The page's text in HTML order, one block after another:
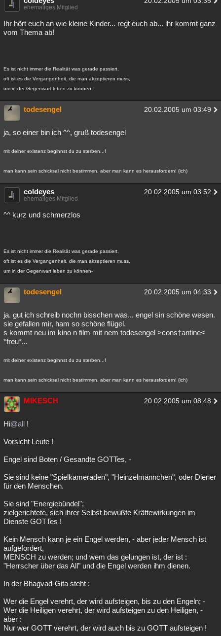
ehemaliges Mitglied
Ihr hört euch an wie kleine Kinder... regt euch ab... ihr kommt ganz
vom Thema ab!
Es ist nicht immer die Realität was gerade passiert,
oft ist es die Vergangenheit, die man akzeptieren muss,
um in der Gegenwart leben zu können-
todesengel 20.02.2005 um 03:49
ja, so einer bin ich ^^, gruß todesengel
mit deiner existenz beginnst du zu sterben...!
man kann sein schicksal nicht bestimmen, aber man kann es herausfordern! (ich)
coldeyes 20.02.2005 um 03:52
ehemaliges Mitglied
^^ kurz und schmerzlos
Es ist nicht immer die Realität was gerade passiert,
oft ist es die Vergangenheit, die man akzeptieren muss,
um in der Gegenwart leben zu können-
todesengel 20.02.2005 um 04:33
ja. gut ich schreib nochn bisschen was... engel sin schöne wesen.
sie gefallen mir, ham so schöne flügel.
s kommt neu im kino n film mit nem todesengel >cons†antine<
*freu*...
mit deiner existenz beginnst du zu sterben...!
man kann sein schicksal nicht bestimmen, aber man kann es herausfordern! (ich)
MIKESCH 20.02.2005 um 08:48
Hi@all !
Vorsicht Leute !
Engel sind Boten / Gesandte GOTTes, -
Sie sind keine "Spielkameraden", "Heinzelmännchen", oder Diener
für den Menschen.
Sie sind "Energiebündel";
zielgerichtete, sich ihrer Selbst bewußte Kräftewirkungen im
Dienste GOTTes !
Kein Mensch kann je ein Engel werden, - aber jeder Mensch ist
aufgefordert,
MENSCH zu werden; und wem das gelungen ist, der ist :
"Herrscher über das All" und die Engel werden ihm dienen.
In der Bhagvad-Gita steht :
Wer die Engel verehrt, der wird aufsteigen, bis zu den Engeln; -
Wer die Heiligen verehrt, der wird aufsteigen zu den Heiligen, -
aber :
Nur wer GOTT verehrt, der wird auch bis zu GOTT aufsteigen !